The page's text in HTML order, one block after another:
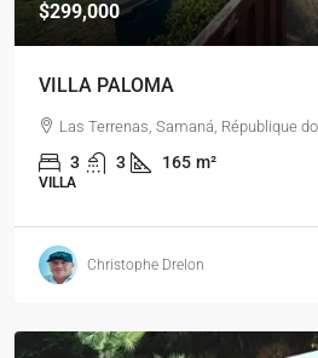
$299,000
VILLA PALOMA
Las Terrenas, Samaná, République
3 3 165 m²
VILLA
Christophe Drelon